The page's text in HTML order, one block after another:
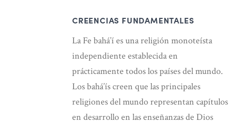
CREENCIAS FUNDAMENTALES
La Fe bahá’í es una religión monoteísta
independiente establecida en
prácticamente todos los países del mundo.
Los bahá’ís creen que las principales
religiones del mundo representan capítulos
en desarrollo en las enseñanzas de Dios